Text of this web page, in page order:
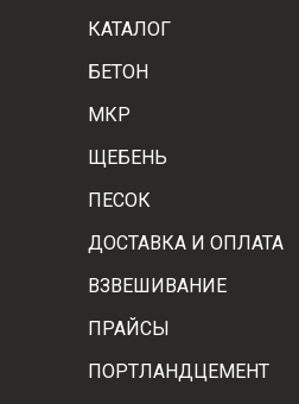
ПОРТЛАНДЦЕМЕНТ
БЕТОН
МКР
ДОСТАВКА И ОПЛАТА
ВЗВЕШИВАНИЕ
КАТАЛОГ
ЩЕБЕНЬ
ПЕСОК
ПРАЙСЫ